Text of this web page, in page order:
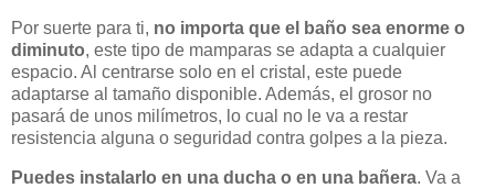
Por suerte para ti, no importa que el baño sea enorme o
diminuto, este tipo de mamparas se adapta a cualquier
espacio. Al centrarse solo en el cristal, este puede
adaptarse al tamaño disponible. Además, el grosor no
pasará de unos milímetros, lo cual no le va a restar
resistencia alguna o seguridad contra golpes a la pieza.
Puedes instalarlo en una ducha o en una bañera. Va a